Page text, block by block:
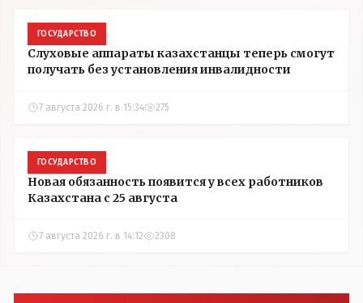
ГОСУДАРСТВО
Слуховые аппараты казахстанцы теперь смогут
получать без установления инвалидности
7 августа 2026 г. в 15:34 275
ГОСУДАРСТВО
Новая обязанность появится у всех работников
Казахстана с 25 августа
7 августа 2026 г. в 14:12 2308